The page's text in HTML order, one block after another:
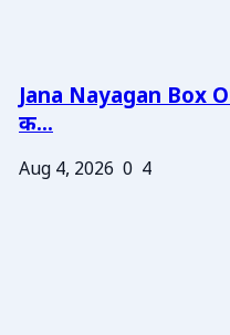
Jana Nayagan Box
क...
Aug 4, 2026 0 4